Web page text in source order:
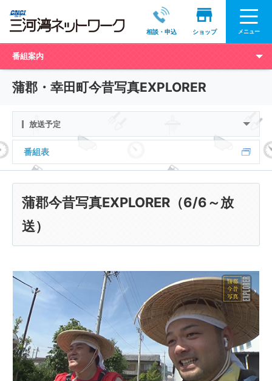
相談・申込 ショップ メニュー
番組案内
蒲郡・幸田町今昔写真EXPLORER
放送予定
番組表
蒲郡今昔写真EXPLORER（6/6～放
送）